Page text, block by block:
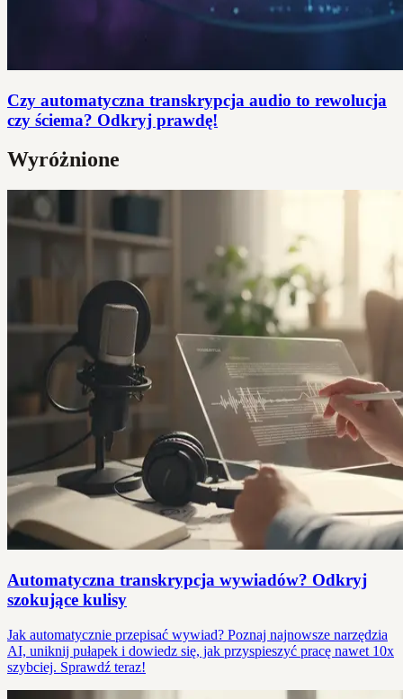
Czy automatyczna transkrypcja audio to rewolucja
czy ściema? Odkryj prawdę!
Wyróżnione
Automatyczna transkrypcja wywiadów? Odkryj
szokujące kulisy
Jak automatycznie przepisać wywiad? Poznaj najnowsze narzędzia
AI, uniknij pułapek i dowiedz się, jak przyspieszyć pracę nawet 10x
szybciej. Sprawdź teraz!